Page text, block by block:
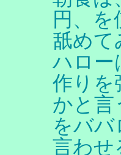
円、
舐めて
ハロー
作りを
かと言
をバ
言わせ